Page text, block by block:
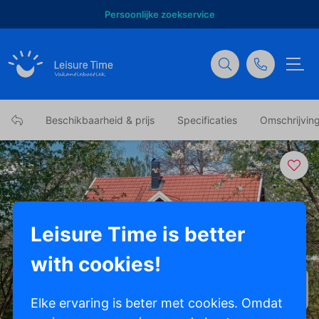
Persoonlijke zoekservice
Beschikbaarheid & prijs Specificaties
Leisure Time is better
with cookies!
Elke ervaring is beter met cookies. Omdat